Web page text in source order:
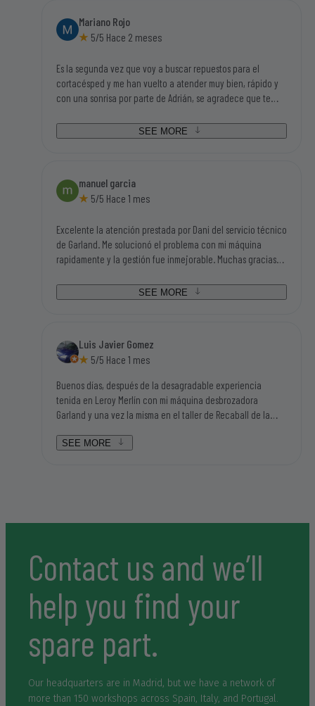
Mariano Rojo
5/5 Hace 2 meses
Es la segunda vez que voy a buscar repuestos para el
cortacésped y me han vuelto a atender muy bien, rápido y
con una sonrisa por parte de Adrián, se agradece que te
tenían todo lo que iba buscando así que tengo que darle mi
enhorabuena a ésta empresa.
SEE MORE
manuel garcia
5/5 Hace 1 mes
Excelente la atención prestada por Dani del servicio técnico
de Garland. Me solucionó el problema con mi máquina
rapidamente y la gestión fue inmejorable. Muchas gracias
SEE MORE
Luis Javier Gomez
5/5 Hace 1 mes
Buenos días, después de la desagradable experiencia
tenida en Leroy Merlín con mi máquina desbrozadora
Garland y una vez la misma en el taller de Recaball de la
atendidos por Lorena y por Daniel que han sido dos
muy fuerte para Lorena y Daniel.
SEE MORE
Contact us and we’ll
help you find your
spare part.
Our headquarters are in Madrid, but we have a network of
more than 150 workshops across Spain, Italy, and Portugal.